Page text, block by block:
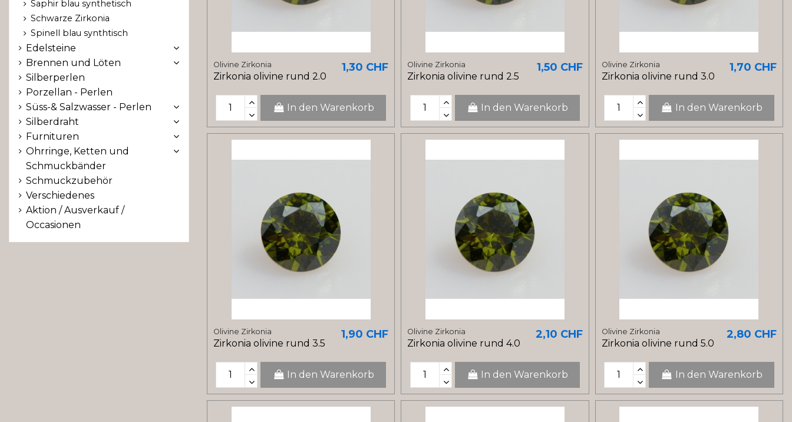
Olivine Zirkonia
Zirkonia olivine rund 2.0
1,30 CHF
In den Warenkorb
Olivine Zirkonia
Zirkonia olivine rund 2.5
1,50 CHF
In den Warenkorb
Olivine Zirkonia
Zirkonia olivine rund 3.0
1,70 CHF
In den Warenkorb
Olivine Zirkonia
Zirkonia olivine rund 3.5
1,90 CHF
In den Warenkorb
Olivine Zirkonia
Zirkonia olivine rund 4.0
2,10 CHF
In den Warenkorb
Olivine Zirkonia
Zirkonia olivine rund 5.0
2,80 CHF
In den Warenkorb
Saphir blau synthetisch
Schwarze Zirkonia
Spinell blau synthtisch
Edelsteine
Brennen und Löten
Silberperlen
Porzellan - Perlen
Süss-& Salzwasser - Perlen
Silberdraht
Furnituren
Ohrringe, Ketten und
Schmuckbänder
Schmuckzubehör
Verschiedenes
Aktion / Ausverkauf /
Occasionen